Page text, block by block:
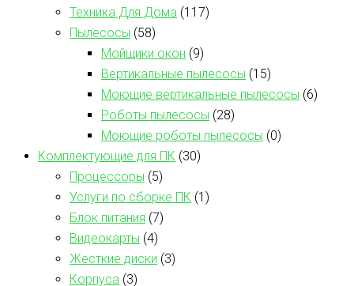
Техника Для Дома (117)
Пылесосы (58)
Мойщики окон (9)
Вертикальные пылесосы (15)
Моющие вертикальные пылесосы (6)
Роботы пылесосы (28)
Моющие роботы пылесосы (0)
Комплектующие для ПК (30)
Процессоры (5)
Услуги по сборке ПК (1)
Блок питания (7)
Видеокарты (4)
Жесткие диски (3)
Корпуса (3)